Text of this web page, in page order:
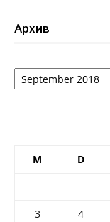
Архив
Архив
M D
3
4